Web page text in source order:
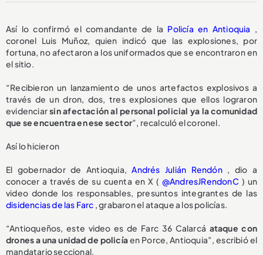
Así lo confirmó el comandante de la Policía en Antioquia ,
coronel Luis Muñoz, quien indicó que las explosiones, por
fortuna, no afectaron a los uniformados que se encontraron en
el sitio.
“Recibieron un lanzamiento de unos artefactos explosivos a
través de un dron, dos, tres explosiones que ellos lograron
evidenciarsin afectación al personal policial ya la comunidad
que se encuentra en ese sector”, recalculó el coronel.
Así lo hicieron
El gobernador de Antioquia,Andrés Julián Rendón, dio a
conocer a través de su cuenta en X ( @AndresJRendonC ) un
video donde los responsables, presuntos integrantes de las
disidencias de las Farc , grabaron el ataque a los policías.
“Antioqueños, este video es de Farc 36 Calarcá ataque con
drones a una unidad de policíaen Porce, Antioquia”, escribió el
mandatario seccional.